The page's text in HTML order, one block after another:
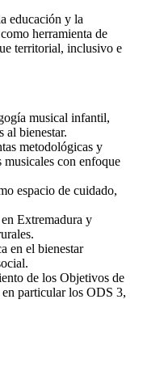
educación y la
herramienta de
territorial, inclusivo e
musical infantil,
al bienestar.
metodológicas y
musicales con enfoque
espacio de cuidado,
Extremadura y
en el bienestar
de los Objetivos de
particular los ODS 3,